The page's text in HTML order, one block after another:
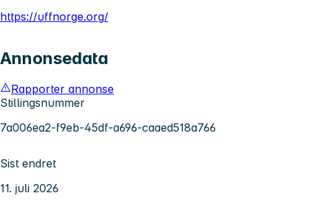
https://uffnorge.org/
Annonsedata
Rapporter annonse
Stillingsnummer
7a006ea2-f9eb-45df-a696-caaed518a766
Sist endret
11. juli 2026